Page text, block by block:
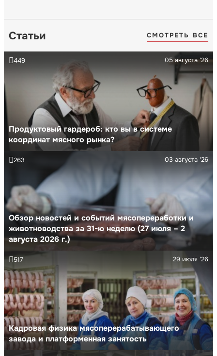
Статьи СМОТРЕТЬ ВСЕ
Продуктовый гардероб: кто вы в системе
координат мясного рынка?
05 августа '26
449
Обзор новостей и событий мясопереработки и
животноводства за 31-ю неделю (27 июля – 2
августа 2026 г.)
03 августа '26
263
Кадровая физика мясоперерабатывающего
завода и платформенная занятость
29 июля '26
517